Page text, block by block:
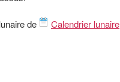
de
Calendrier lunaire